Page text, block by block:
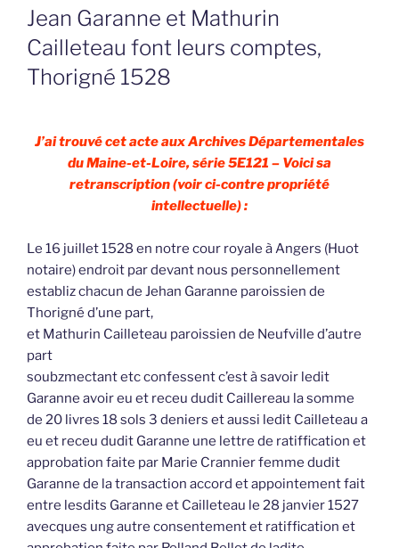
LE
Jean Garanne et Mathurin
Cailleteau font leurs comptes,
Thorigné 1528
J’ai trouvé cet acte aux Archives Départementales
du Maine-et-Loire, série 5E121 – Voici sa
retranscription (voir ci-contre propriété
intellectuelle) :
Le 16 juillet 1528 en notre cour royale à Angers (Huot
notaire) endroit par devant nous personnellement
establiz chacun de Jehan Garanne paroissien de
Thorigné d’une part,
et Mathurin Cailleteau paroissien de Neufville d’autre
part
soubzmectant etc confessent c’est à savoir ledit
Garanne avoir eu et receu dudit Caillereau la somme
de 20 livres 18 sols 3 deniers et aussi ledit Cailleteau a
eu et receu dudit Garanne une lettre de ratiffication et
approbation faite par Marie Crannier femme dudit
Garanne de la transaction accord et appointement fait
entre lesdits Garanne et Cailleteau le 28 janvier 1527
avecques ung autre consentement et ratiffication et